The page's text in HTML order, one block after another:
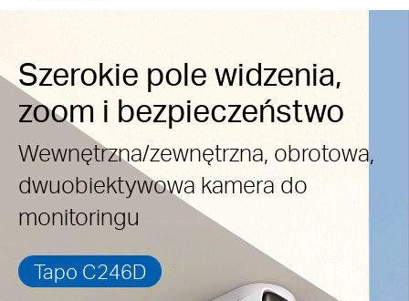
Szerokie pole widzenia,
zoom i bezpieczeństwo
Wewnętrzna/zewnętrzna, obrotowa,
dwuobiektywowa kamera do
monitoringu
Tapo C246D